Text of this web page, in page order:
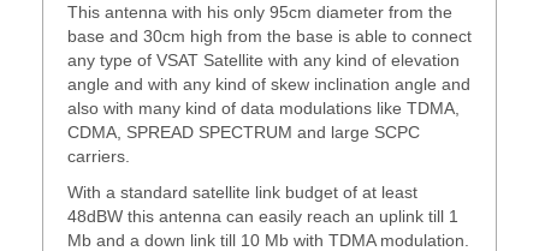
This antenna with his only 95cm diameter from the
base and 30cm high from the base is able to connect
any type of VSAT Satellite with any kind of elevation
angle and with any kind of skew inclination angle and
also with many kind of data modulations like TDMA,
CDMA, SPREAD SPECTRUM and large SCPC
carriers.
With a standard satellite link budget of at least
48dBW this antenna can easily reach an uplink till 1
Mb and a down link till 10 Mb with TDMA modulation.